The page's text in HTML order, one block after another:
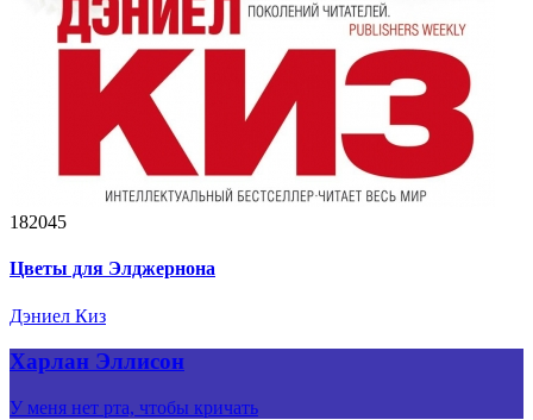
182045
Цветы для Элджернона
Дэниел Киз
Харлан Эллисон
У меня нет рта, чтобы кричать